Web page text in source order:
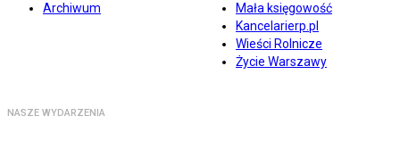
Archiwum
Mała księgowość
Kancelarierp.pl
Wieści Rolnicze
Życie Warszawy
NASZE WYDARZENIA